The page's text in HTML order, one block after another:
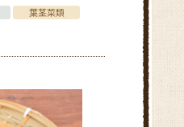
葉茎菜類